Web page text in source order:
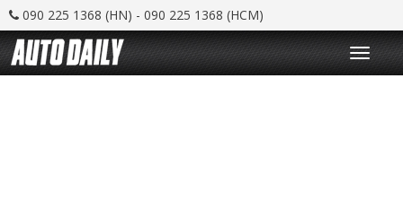
090 225 1368 (HN) - 090 225 1368 (HCM)
T
o
g